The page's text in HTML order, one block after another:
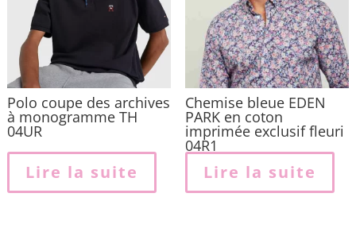
Polo coupe des archives
à monogramme TH
04UR
Lire la suite
Chemise bleue EDEN
PARK en coton
imprimée exclusif fleuri
04R1
Lire la suite